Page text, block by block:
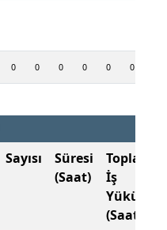
0 0 0 0 0 0
Sayısı
Süresi
(Saat)
Toplam
İş
Yükü
(Saat)